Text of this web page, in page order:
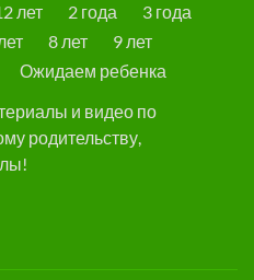
лет 2 года
3 года
8 лет
9 лет
Ожидаем ребенка
и видео по
родительству,